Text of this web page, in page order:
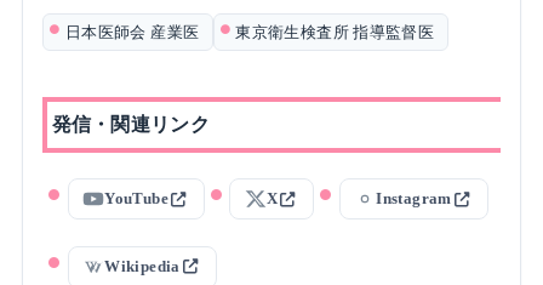
日本医師会 産業医 東京衛生検査所 指導監督医
発信・関連リンク
YouTube X Instagram
Wikipedia